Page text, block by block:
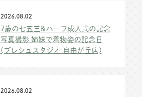
2026.08.02
7歳の七五三&ハーフ成人式の記念
写真撮影 姉妹で着物姿の記念日
(プレシュスタジオ 自由が丘店)
2026.08.02